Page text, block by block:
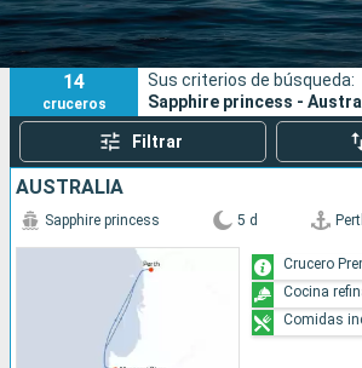
Puertos
14
cruceros
Sus criterios de búsqueda:
Sapphire princess -
Filtrar
AUSTRALIA
Sapphire princess 5 d
Crucero
Cocina
Comidas